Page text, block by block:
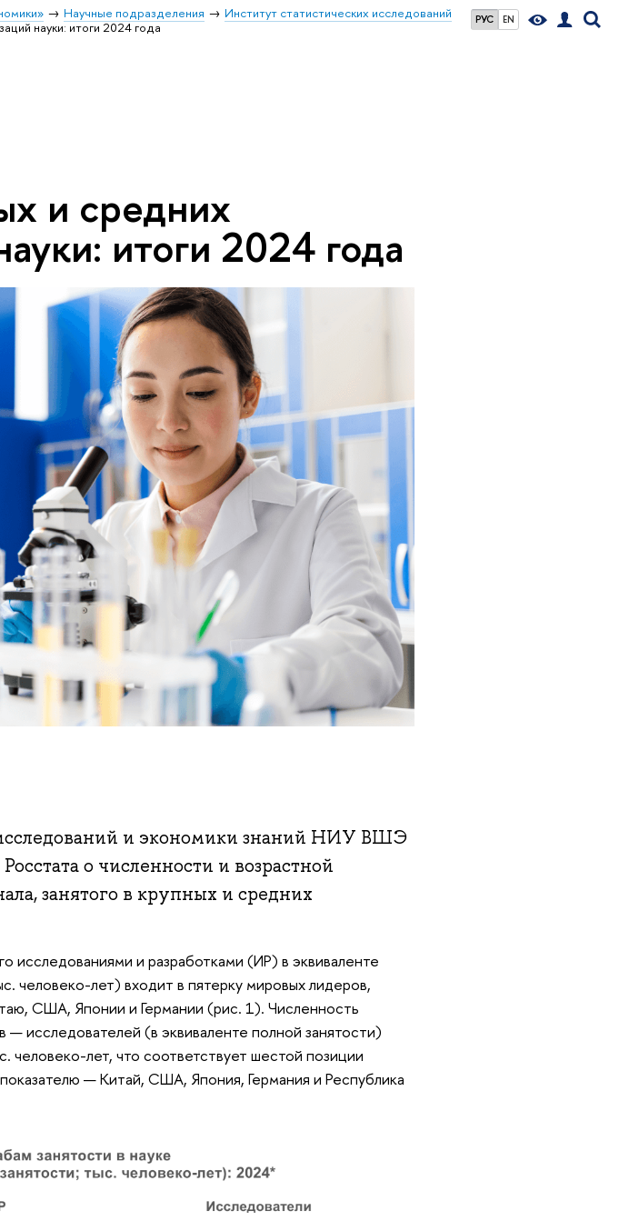
РУС EN
Научные подразделения
Институт статистических исследований
науки: итоги 2024 года
и средних
итоги 2024 года
и экономики знаний НИУ ВШЭ
о численности и возрастной
занятого в крупных и средних
исследованиями и разработками (ИР) в эквиваленте
человеко-лет) входит в пятерку мировых лидеров,
США, Японии и Германии (рис. 1). Численность
— исследователей (в эквиваленте полной занятости)
человеко-лет, что соответствует шестой позиции
— Китай, США, Япония, Германия и Республика